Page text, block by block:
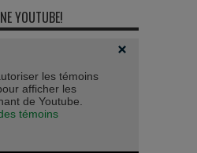
YOUTUBE!
les témoins
afficher les
de Youtube.
témoins